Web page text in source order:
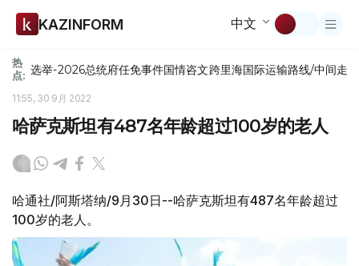
KAZINFORM 中文
热
点: 选举-2026总统府任免事件国情咨文跨里海国际运输路线/中间走廊
11:55, 30 9月 2022
哈萨克斯坦有487名年龄超过100岁的老人
哈通社/阿斯塔纳/9月30日--哈萨克斯坦有487名年龄超过
100岁的老人。